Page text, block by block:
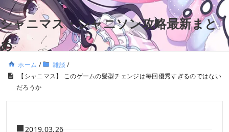
シャニマス・シャニソン攻略最新まと
め
ホーム / 雑談 /
【シャニマス】 このゲームの髪型チェンジは毎回優秀すぎるのではない
だろうか
2019.03.26